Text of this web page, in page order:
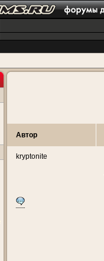
Автор
kryptonite